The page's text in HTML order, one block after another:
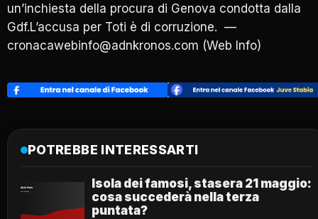
un’inchiesta della procura di Genova condotta dalla
Gdf.L’accusa per Toti è di corruzione. —
cronacawebinfo@adnkronos.com (Web Info)
POTREBBE INTERESSARTI
Isola dei famosi, stasera 21 maggio:
cosa succederà nella terza
puntata?